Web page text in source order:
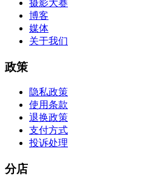
摄影大赛
博客
媒体
关于我们
政策
隐私政策
使用条款
退换政策
支付方式
投诉处理
分店